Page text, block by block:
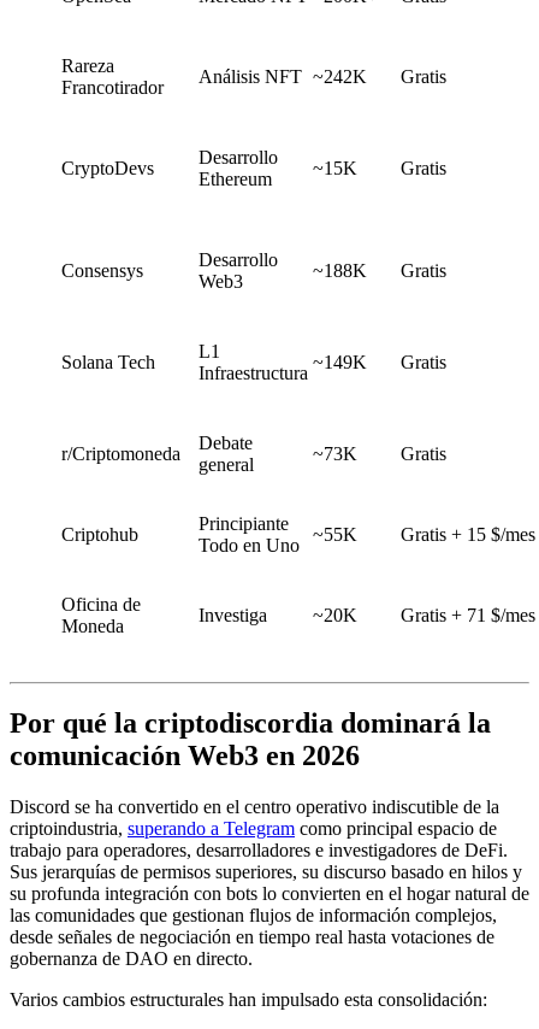
Rareza
Francotirador
Análisis NFT ~242K Gratis
CryptoDevs
Desarrollo
Ethereum
~15K Gratis
Consensys
Desarrollo
Web3
~188K Gratis
Solana Tech
L1
Infraestructura
~149K Gratis
r/Criptomoneda
Debate
general
~73K Gratis
Criptohub
Principiante
Todo en Uno
~55K Gratis + 15 $/mes
Oficina de
Moneda
Investiga ~20K Gratis + 71 $/mes
Por qué la criptodiscordia dominará la
comunicación Web3 en 2026
Discord se ha convertido en el centro operativo indiscutible de la
criptoindustria, superando a Telegram como principal espacio de
trabajo para operadores, desarrolladores e investigadores de DeFi.
Sus jerarquías de permisos superiores, su discurso basado en hilos y
su profunda integración con bots lo convierten en el hogar natural de
las comunidades que gestionan flujos de información complejos,
desde señales de negociación en tiempo real hasta votaciones de
gobernanza de DAO en directo.
Varios cambios estructurales han impulsado esta consolidación: